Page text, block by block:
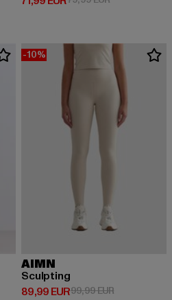
-10%
AIMN
Sculpting
89,99 EUR
Derzeitiger Preis: 89,99 EUR
99,99 EURAktionspreis: